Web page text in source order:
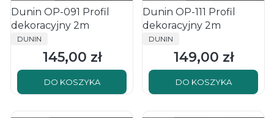
Dunin OP-091 Profil
dekoracyjny 2m
PRODUCENT
DUNIN
Cena
145,00 zł
DO KOSZYKA
Dunin OP-111 Profil
dekoracyjny 2m
PRODUCENT
DUNIN
Cena
149,00 zł
DO KOSZYKA